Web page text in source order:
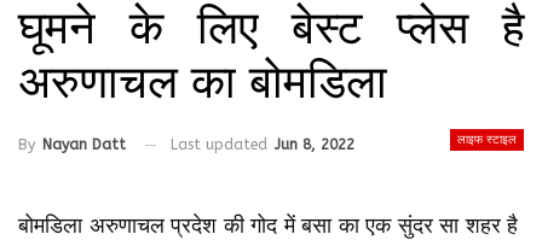
घूमने के लिए बेस्ट प्लेस है
अरुणाचल का बोमडिला
लाइफ स्टाइल
By Nayan Datt Last updated Jun 8, 2022
बोमडिला अरुणाचल प्रदेश की गोद में बसा का एक सुंदर सा शहर है